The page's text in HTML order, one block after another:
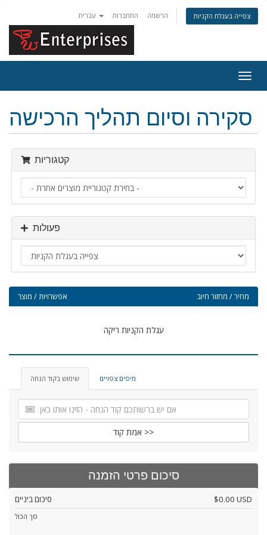
התחברות הרשמה צפייה בעגלת הקניות
ניווט
סקירה וסיום תהליך הרכישה
קטגוריות
פעולות
אפשרויות / מוצר מחיר / מחזור חיוב
עגלת הקניות ריקה
שימוש בקוד הנחה מיסים צפויים
אמת קוד >>
סיכום פרטי הזמנה
סיכום ביניים $0.00 USD
סך הכול